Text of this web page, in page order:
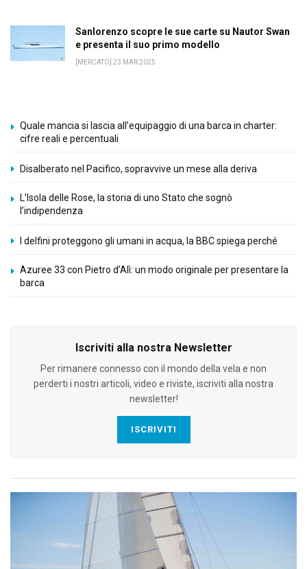
Sanlorenzo scopre le sue carte su Nautor Swan
e presenta il suo primo modello
[MERCATO] 23 MAR 2025
Quale mancia si lascia all’equipaggio di una barca in charter:
cifre reali e percentuali
Disalberato nel Pacifico, sopravvive un mese alla deriva
L’Isola delle Rose, la storia di uno Stato che sognò
l’indipendenza
I delfini proteggono gli umani in acqua, la BBC spiega perché
Azuree 33 con Pietro d’Alì: un modo originale per presentare la
barca
Iscriviti alla nostra Newsletter
Per rimanere connesso con il mondo della vela e non
perderti i nostri articoli, video e riviste, iscriviti alla nostra
newsletter!
ISCRIVITI